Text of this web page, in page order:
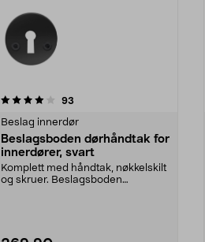
93
Beslag innerdør
Beslagsboden dørhåndtak for
innerdører, svart
Komplett med håndtak, nøkkelskilt
og skruer. Beslagsboden
4.5 av 5 stjerner